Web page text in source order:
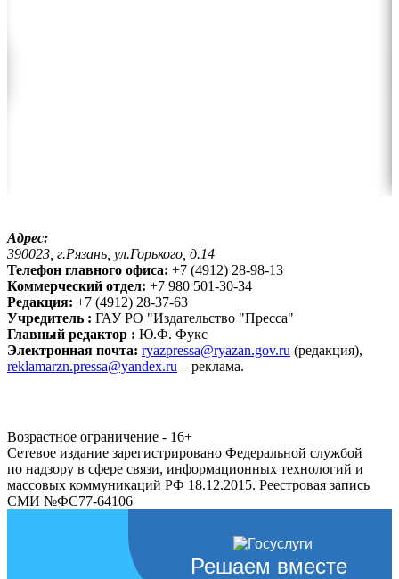
Адрес:
390023, г.Рязань, ул.Горького, д.14
Телефон главного офиса: +7 (4912) 28-98-13
Коммерческий отдел: +7 980 501-30-34
Редакция: +7 (4912) 28-37-63
Учредитель : ГАУ РО "Издательство "Пресса"
Главный редактор : Ю.Ф. Фукс
Электронная почта: ryazpressa@ryazan.gov.ru (редакция),
reklamarzn.pressa@yandex.ru – реклама.
Возрастное ограничение - 16+
Сетевое издание зарегистрировано Федеральной службой
по надзору в сфере связи, информационных технологий и
массовых коммуникаций РФ 18.12.2015. Реестровая запись
СМИ №ФС77-64106
Решаем вместе